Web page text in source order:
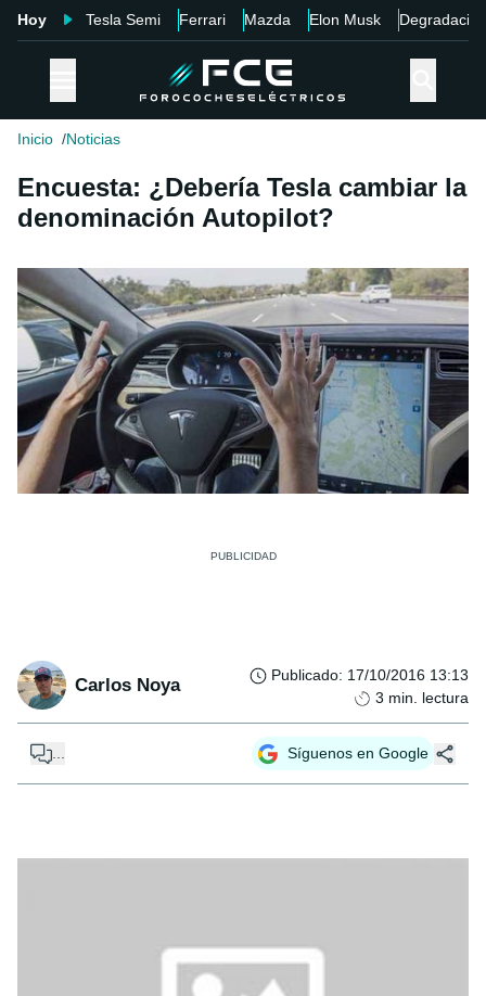
Hoy Tesla Semi Ferrari Mazda Elon Musk Degradación
Inicio Noticias
Encuesta: ¿Debería Tesla cambiar la
denominación Autopilot?
Carlos Noya Publicado: 17/10/2016 13:13
3 min. lectura
... Síguenos en Google